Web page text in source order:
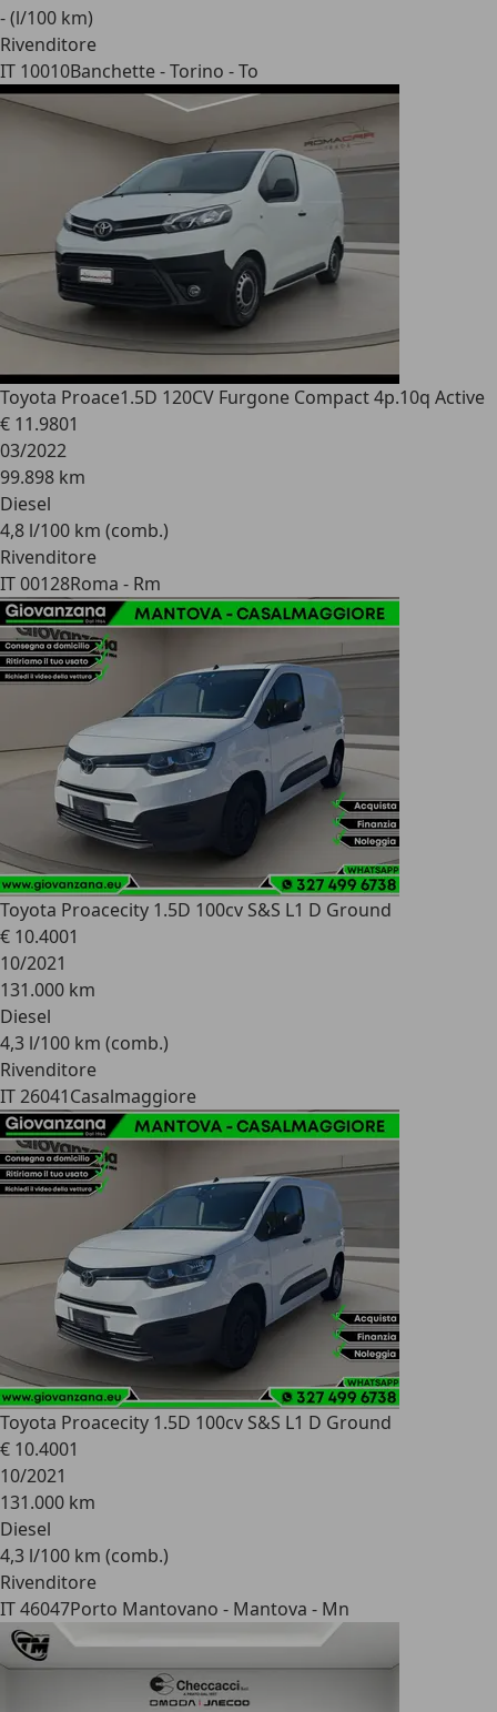
- (l/100 km)
Rivenditore
IT 10010Banchette - Torino - To
Toyota Proace1.5D 120CV Furgone Compact 4p.10q Active
€ 11.9801
03/2022
99.898 km
Diesel
4,8 l/100 km (comb.)
Rivenditore
IT 00128Roma - Rm
Toyota Proacecity 1.5D 100cv S&S L1 D Ground
€ 10.4001
10/2021
131.000 km
Diesel
4,3 l/100 km (comb.)
Rivenditore
IT 26041Casalmaggiore
Toyota Proacecity 1.5D 100cv S&S L1 D Ground
€ 10.4001
10/2021
131.000 km
Diesel
4,3 l/100 km (comb.)
Rivenditore
IT 46047Porto Mantovano - Mantova - Mn